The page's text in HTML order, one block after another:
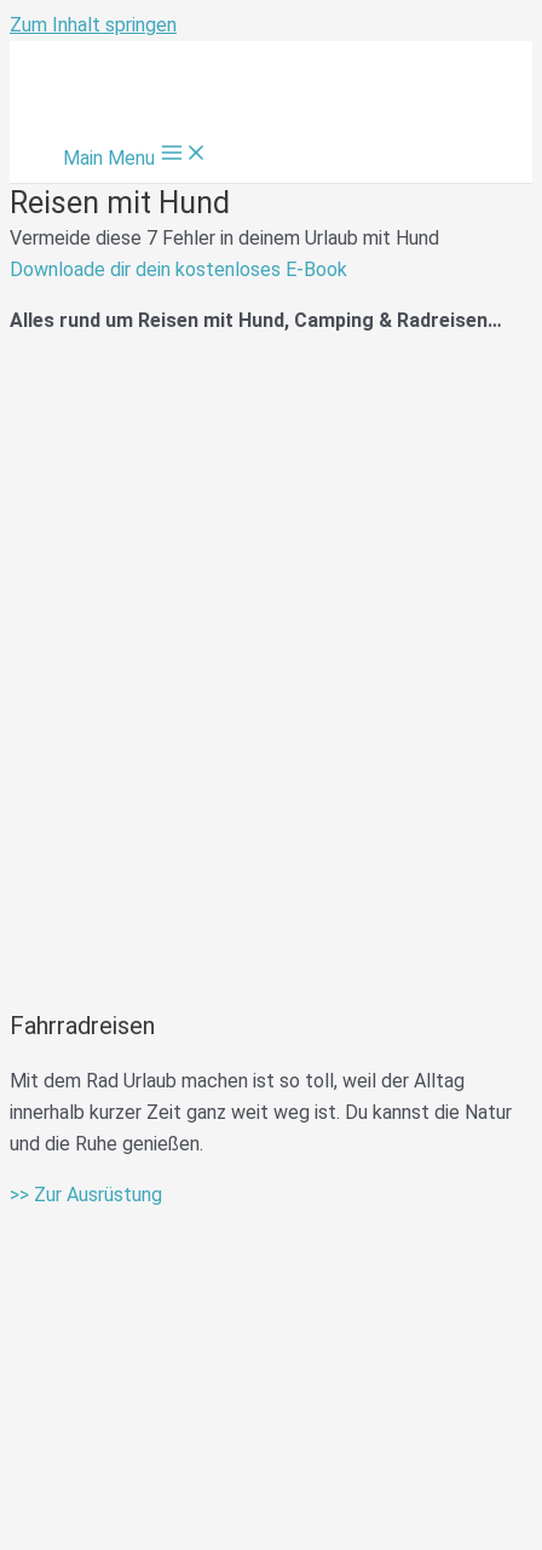
Zum Inhalt springen
Main Menu
Reisen mit Hund
Vermeide diese 7 Fehler in deinem Urlaub mit Hund
Downloade dir dein kostenloses E-Book
Alles rund um Reisen mit Hund, Camping & Radreisen…
Fahrradreisen
Mit dem Rad Urlaub machen ist so toll, weil der Alltag
innerhalb kurzer Zeit ganz weit weg ist. Du kannst die Natur
und die Ruhe genießen.
>> Zur Ausrüstung